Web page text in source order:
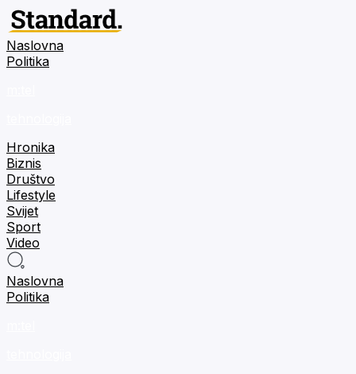
Naslovna
Politika
Hronika
Biznis
Društvo
Lifestyle
Svijet
Sport
Video
Naslovna
Politika